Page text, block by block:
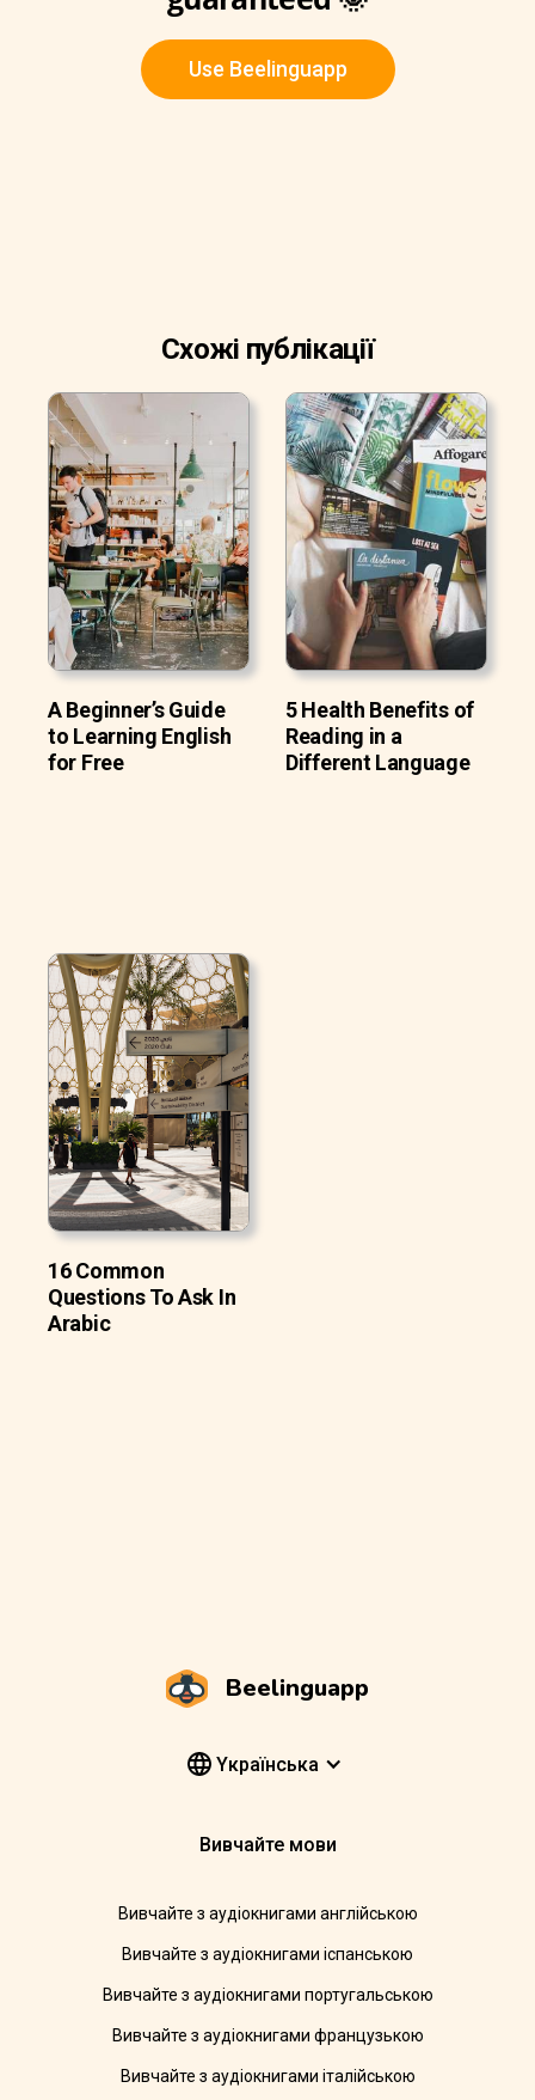
Use Beelinguapp
Схожі публікації
A Beginner’s Guide
to Learning English
for Free
5 Health Benefits of
Reading in a
Different Language
16 Common
Questions To Ask In
Arabic
Beelinguapp
Yкраїнська
Вивчайте мови
Вивчайте з аудіокнигами англійською
Вивчайте з аудіокнигами іспанською
Вивчайте з аудіокнигами португальською
Вивчайте з аудіокнигами французькою
Вивчайте з аудіокнигами італійською